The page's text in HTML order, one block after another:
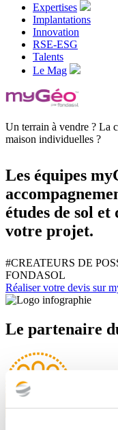
Expertises
Implantations
Innovation
RSE-ESG
Talents
Le Mag
Un terrain à vendre ? La
maison individuelles ?
Les équipes
études de sol et
votre projet.
#CREATEURS DE
FONDASOL
Réaliser votre devis sur
Le partenaire